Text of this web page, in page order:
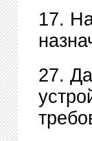
17.
27.